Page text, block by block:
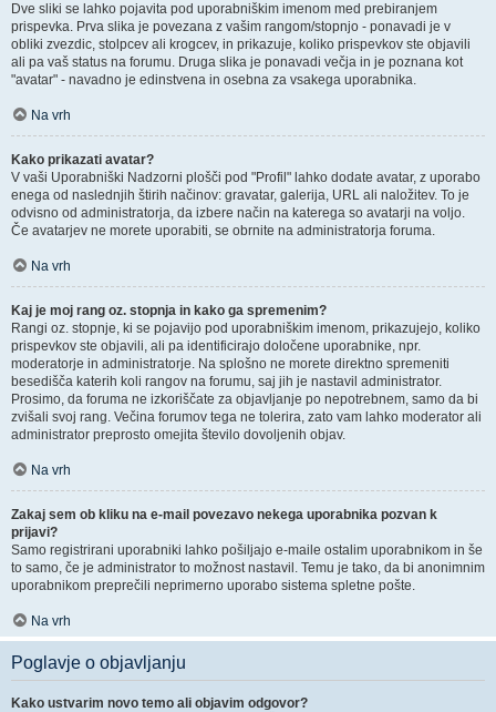
Dve sliki se lahko pojavita pod uporabniškim imenom med prebiranjem
prispevka. Prva slika je povezana z vašim rangom/stopnjo - ponavadi je v
obliki zvezdic, stolpcev ali krogcev, in prikazuje, koliko prispevkov ste objavili
ali pa vaš status na forumu. Druga slika je ponavadi večja in je poznana kot
"avatar" - navadno je edinstvena in osebna za vsakega uporabnika.
Na vrh
Kako prikazati avatar?
V vaši Uporabniški Nadzorni plošči pod "Profil" lahko dodate avatar, z uporabo
enega od naslednjih štirih načinov: gravatar, galerija, URL ali naložitev. To je
odvisno od administratorja, da izbere način na katerega so avatarji na voljo.
Če avatarjev ne morete uporabiti, se obrnite na administratorja foruma.
Na vrh
Kaj je moj rang oz. stopnja in kako ga spremenim?
Rangi oz. stopnje, ki se pojavijo pod uporabniškim imenom, prikazujejo, koliko
prispevkov ste objavili, ali pa identificirajo določene uporabnike, npr.
moderatorje in administratorje. Na splošno ne morete direktno spremeniti
besedišča katerih koli rangov na forumu, saj jih je nastavil administrator.
Prosimo, da foruma ne izkoriščate za objavljanje po nepotrebnem, samo da bi
zvišali svoj rang. Večina forumov tega ne tolerira, zato vam lahko moderator ali
administrator preprosto omejita število dovoljenih objav.
Na vrh
Zakaj sem ob kliku na e-mail povezavo nekega uporabnika pozvan k
prijavi?
Samo registrirani uporabniki lahko pošiljajo e-maile ostalim uporabnikom in še
to samo, če je administrator to možnost nastavil. Temu je tako, da bi anonimnim
uporabnikom preprečili neprimerno uporabo sistema spletne pošte.
Na vrh
Poglavje o objavljanju
Kako ustvarim novo temo ali objavim odgovor?